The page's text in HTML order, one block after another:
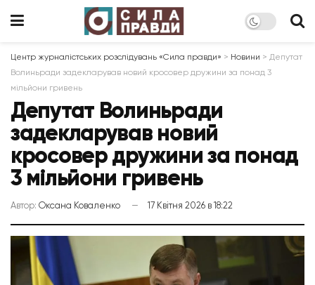
Центр журналістських розслідувань «Сила правди» > Новини > Депутат
Волиньради задекларував новий кросовер дружини за понад 3
мільйони гривень
Депутат Волиньради
задекларував новий
кросовер дружини за понад
3 мільйони гривень
Автор: Оксана Коваленко 17 Квітня 2026 в 18:22